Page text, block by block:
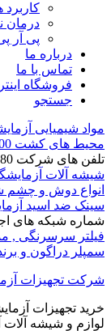
کاربرد هوش
درمان نیش
پی آر پی چیست
ما
با ما
اینترنتی
آزمایشگاهی
500 گرمی میکروبی
66483719
آزمایشگاهی
و چشم شوی
اسید آزمایشگاهی
های اجتماعی
, ممبران و
و برند و
آزمایشگاهی
شیشه آلات